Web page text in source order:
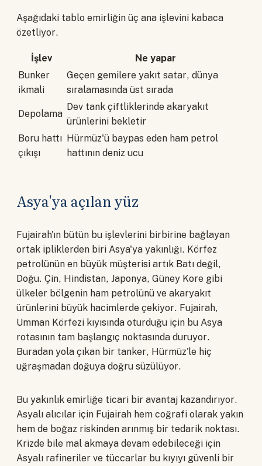
Aşağıdaki tablo emirliğin üç ana işlevini kabaca
özetliyor.
İşlev
Ne yapar
Bunker
ikmali
Geçen gemilere yakıt satar, dünya
sıralamasında üst sırada
Depolama
Dev tank çiftliklerinde akaryakıt
ürünlerini bekletir
Boru hattı
çıkışı
Hürmüz'ü baypas eden ham petrol
hattının deniz ucu
Asya'ya açılan yüz
Fujairah'ın bütün bu işlevlerini birbirine bağlayan
ortak ipliklerden biri Asya'ya yakınlığı. Körfez
petrolünün en büyük müşterisi artık Batı değil,
Doğu. Çin, Hindistan, Japonya, Güney Kore gibi
ülkeler bölgenin ham petrolünü ve akaryakıt
ürünlerini büyük hacimlerde çekiyor. Fujairah,
Umman Körfezi kıyısında oturduğu için bu Asya
rotasının tam başlangıç noktasında duruyor.
Buradan yola çıkan bir tanker, Hürmüz'le hiç
uğraşmadan doğuya doğru süzülüyor.
Bu yakınlık emirliğe ticari bir avantaj kazandırıyor.
Asyalı alıcılar için Fujairah hem coğrafi olarak yakın
hem de boğaz riskinden arınmış bir tedarik noktası.
Krizde bile mal akmaya devam edebileceği için
Asyalı rafineriler ve tüccarlar bu kıyıyı güvenli bir